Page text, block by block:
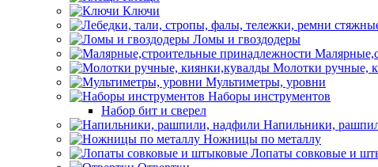
Ключи
Ломы и гвоздодеры
Молотки ручные,
Мультиметры, уровни
Наборы инструментов
Набор бит и сверел
Напильники,
Ножницы по металлу
Лопаты совковые и